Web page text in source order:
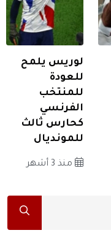
لوريس يلمح
للعودة
للمنتخب
الفرنسي
كحارس ثالث
للمونديال
منذ 3 أشهر